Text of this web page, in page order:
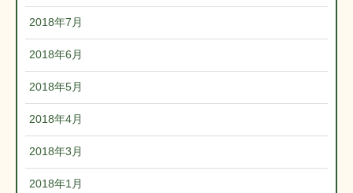
2018年7月
2018年6月
2018年5月
2018年4月
2018年3月
2018年1月